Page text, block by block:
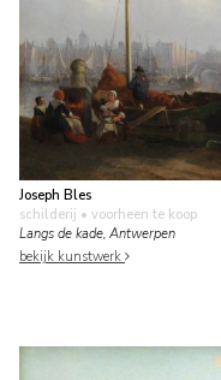
Joseph Bles
schilderij • voorheen te koop
Langs de kade, Antwerpen
bekijk kunstwerk